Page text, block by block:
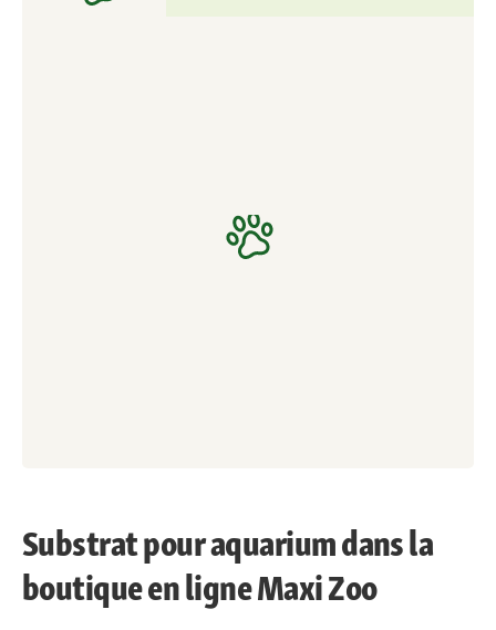
Substrat pour aquarium dans la
boutique en ligne Maxi Zoo